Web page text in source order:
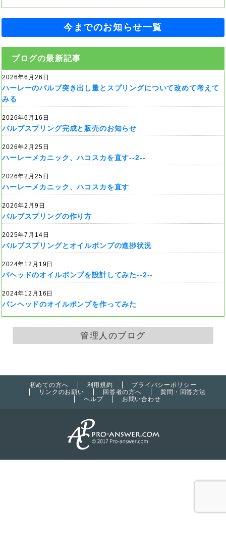
今までのお知らせ一覧
ブログの最新記事
2026年6月26日
ハーレーのバルブ突き出し量とスプリングについて改めて考えて
みる
2026年6月16日
バルブスプリング完成と販売のお知らせ
2026年2月25日
ハーレーメカニック、ハコスカを直す--2--
2026年2月25日
ハーレーメカニック、ハコスカを直す
2026年2月9日
バルブスプリングの作り方
2025年7月14日
バルブスプリングとオイルポンプの進捗状況
2024年12月19日
パヘッドのオイルポンプを設計してみた--2--
2024年12月16日
パンヘッドのオイルポンプを作ってみた
管理人のブログ
初めての方へ 利用規約
プライバシーポリシー
リンクのお願い
回答者の方へ
質問・回答方法
ヘルプ
お問い合わせ